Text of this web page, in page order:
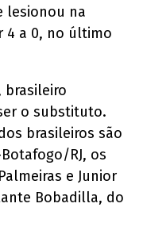
lesionou na
4 a 0, no último
brasileiro
o substituto.
brasileiros são
RJ, os
e Junior
Bobadilla, do